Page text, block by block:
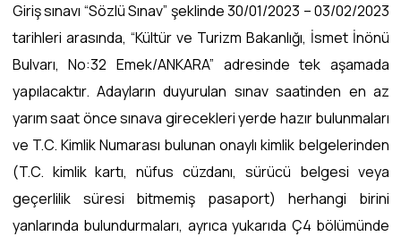
Giriş sınavı “Sözlü Sınav” şeklinde 30/01/2023 – 03/02/2023
tarihleri arasında, “Kültür ve Turizm Bakanlığı, İsmet İnönü
Bulvarı, No:32 Emek/ANKARA” adresinde tek aşamada
yapılacaktır. Adayların duyurulan sınav saatinden en az
yarım saat önce sınava girecekleri yerde hazır bulunmaları
ve T.C. Kimlik Numarası bulunan onaylı kimlik belgelerinden
(T.C. kimlik kartı, nüfus cüzdanı, sürücü belgesi veya
geçerlilik süresi bitmemiş pasaport) herhangi birini
yanlarında bulundurmaları, ayrıca yukarıda Ç4 bölümünde